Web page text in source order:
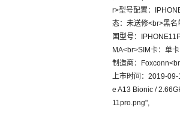
r>型号配置：
态：未送修<br>黑
国型号：
MA<br>SIM卡：单
制造商：
上市时间：2019-
e A13 Bionic /
11pro.png",